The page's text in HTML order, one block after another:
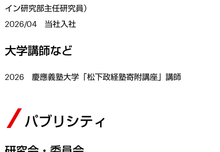
イン研究部主任研究員）
2026/04 当社入社
大学講師など
2026 慶應義塾大学「松下政経塾寄附講座」講師
パブリシティ